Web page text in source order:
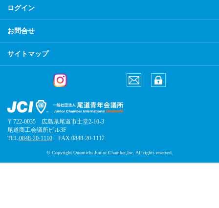
ログイン
お問合せ
サイトマップ
〒722-0035 広島県尾道市土堂2-10-3
尾道商工会議所ビル3F
TEL.0848-20-1110 FAX.0848-20-1112
© Copyright Onomichi Junior Chamber,Inc. All rights reserved.